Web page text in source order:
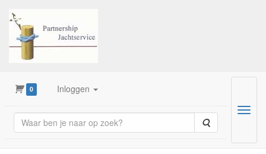
0 Inloggen
Zoeken
Menu